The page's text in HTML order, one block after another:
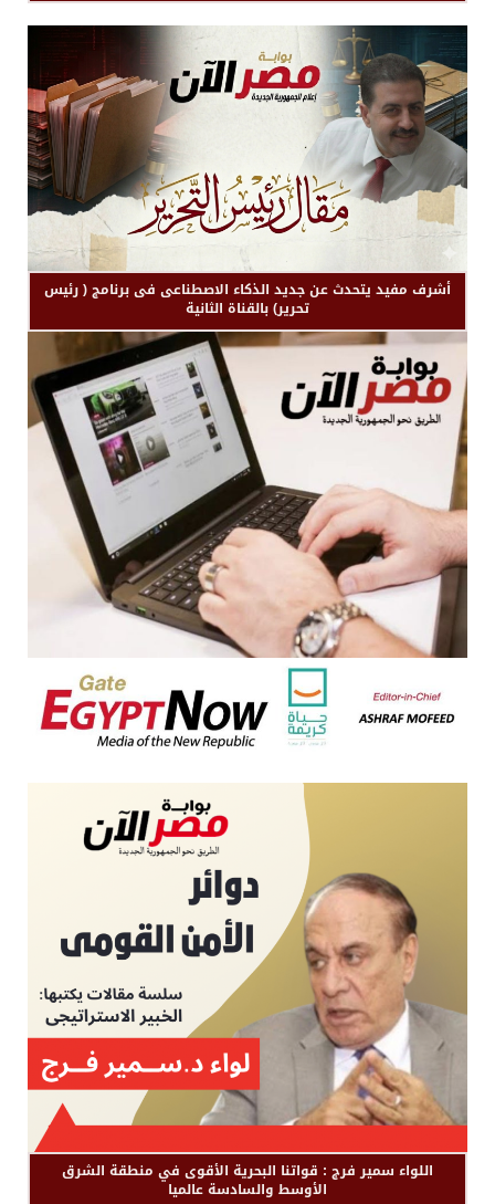
أشرف مفيد يتحدث عن جديد الذكاء الاصطناعى فى برنامج ( رئيس
تحرير) بالقناة الثانية
اللواء سمير فرج : قواتنا البحرية الأقوى في منطقة الشرق
الأوسط والسادسة عالميا